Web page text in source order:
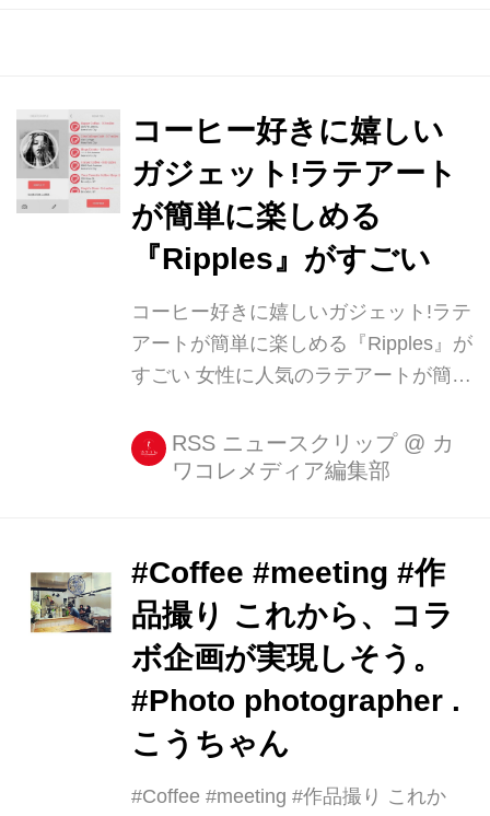
コーヒー好きに嬉しい
ガジェット!ラテアート
が簡単に楽しめる
『Ripples』がすごい
コーヒー好きに嬉しいガジェット!ラテ
アートが簡単に楽しめる『Ripples』が
すごい 女性に人気のラテアートが簡単
介します。 ただ絵が描いてあるだけな
のに、見るととてもテンションがあが
ヒーにミル [...]
RSS ニュースクリップ @ カ
ワコレメディア編集部
#Coffee #meeting #作
品撮り これから、コラ
ボ企画が実現しそう。
#Photo photographer .
こうちゃん
#Coffee #meeting #作品撮り これか